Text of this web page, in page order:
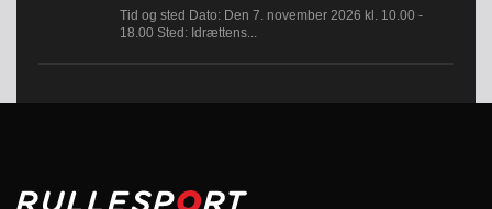
Tid og sted Dato: Den 7. november 2026 kl. 10.00 -
18.00 Sted: Idrættens...